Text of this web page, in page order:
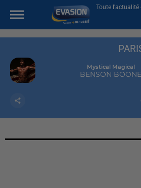
Toute l'actualité
Mystical Magical
BENSON BOONE